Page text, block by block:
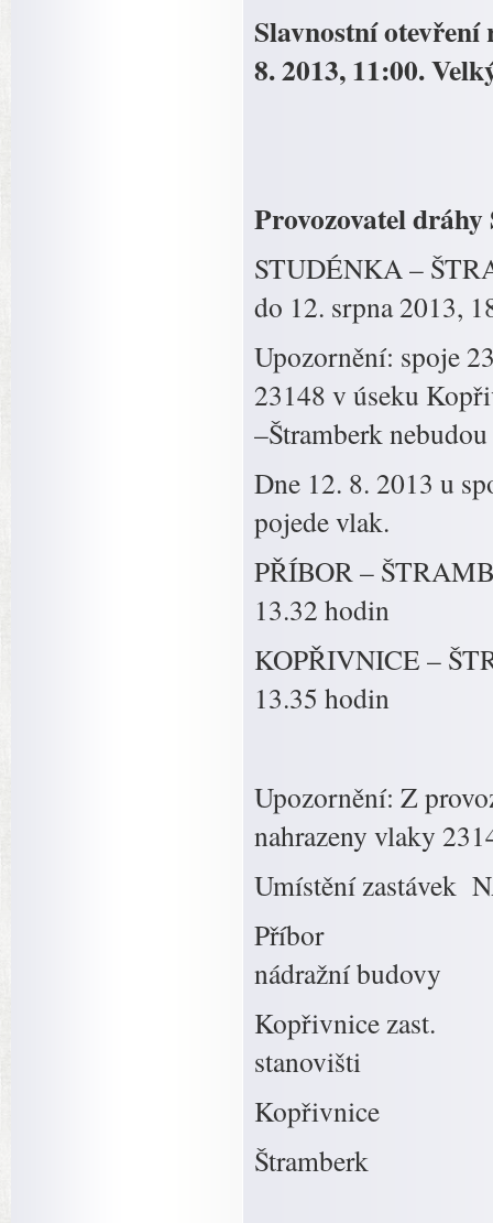
Slavnostní
8. 2013, 11:00.
Provozovatel
STUDÉNKA –
do 12. srpna 2013,
Upozornění: spoje
23148 v úseku
–Štramberk
Dne 12. 8. 2013 u
pojede vlak.
PŘÍBOR –
13.32 hodin
KOPŘIVNICE –
13.35 hodin
Upozornění: Z
nahrazeny vlaky
Umístění zastávek
Příbor před
nádražní budovy
Kopřivnice zast.
Kopřivnice
Štramberk